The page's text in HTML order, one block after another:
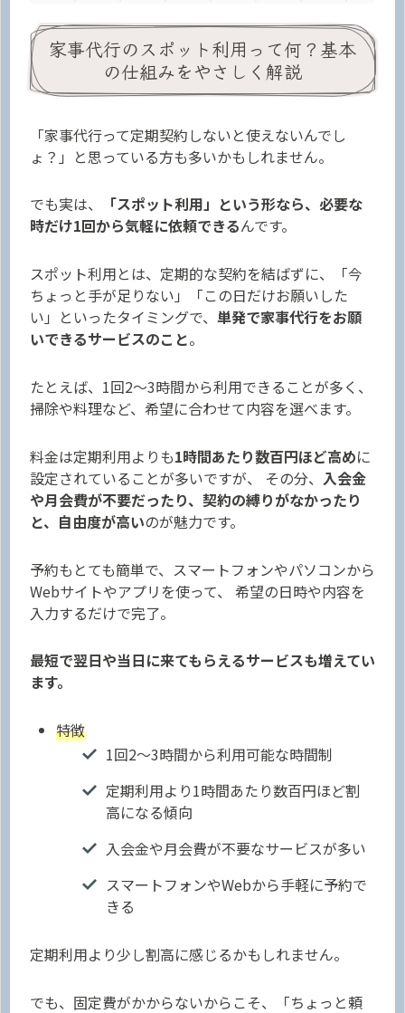
家事代行のスポット利用って何？基本
の仕組みをやさしく解説
「家事代行って定期契約しないと使えないんでし
ょ？」と思っている方も多いかもしれません。
でも実は、
「スポット利用」という形なら、必要な
時だけ1回から気軽に依頼できるんです。
スポット利用とは、定期的な契約を結ばずに、「今
ちょっと手が足りない」「この日だけお願いした
い」といったタイミングで、 単発で家事代行をお願
いできるサービスのこと。
たとえば、1回2〜3時間から利用できることが多く、
掃除や料理など、希望に合わせて内容を選べます。
料金は定期利用よりも1時間あたり数百円ほど高めに
設定されていることが多いですが、 その分、 入会金
や月会費が不要だったり、契約の縛りがなかったり
と、自由度が高いのが魅力です。
予約もとても簡単で、スマートフォンやパソコンから
Webサイトやアプリを使って、 希望の日時や内容を
入力するだけで完了。
最短で翌日や当日に来てもらえるサービスも増えてい
ます。
特徴
1回2〜3時間から利用可能な時間制
定期利用より1時間あたり数百円ほど割
高になる傾向
入会金や月会費が不要なサービスが多い
スマートフォンやWebから手軽に予約で
きる
定期利用より少し割高に感じるかもしれません。
でも、固定費がかからないからこそ、「ちょっと頼